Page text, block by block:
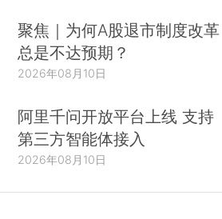
聚焦｜为何A股退市制度改革
总是不达预期？
2026年08月10日
阿里千问开放平台上线 支持
第三方智能体接入
2026年08月10日